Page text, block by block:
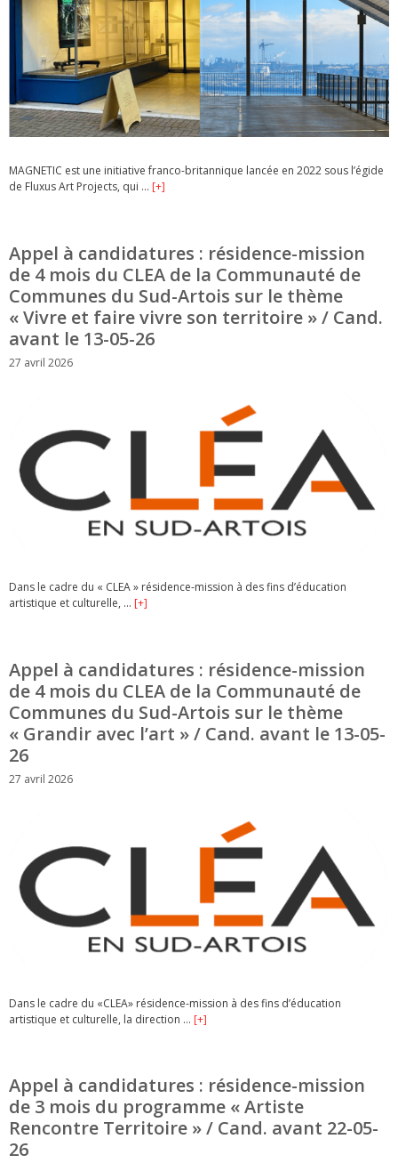
MAGNETIC est une initiative franco-britannique lancée en 2022 sous l’égide
de Fluxus Art Projects, qui … [+]
Appel à candidatures : résidence-mission
de 4 mois du CLEA de la Communauté de
Communes du Sud-Artois sur le thème
« Vivre et faire vivre son territoire » / Cand.
avant le 13-05-26
27 avril 2026
Dans le cadre du « CLEA » résidence-mission à des fins d’éducation
artistique et culturelle, … [+]
Appel à candidatures : résidence-mission
de 4 mois du CLEA de la Communauté de
Communes du Sud-Artois sur le thème
« Grandir avec l’art » / Cand. avant le 13-05-
26
27 avril 2026
Dans le cadre du «CLEA» résidence-mission à des fins d’éducation
artistique et culturelle, la direction … [+]
Appel à candidatures : résidence-mission
de 3 mois du programme « Artiste
Rencontre Territoire » / Cand. avant 22-05-
26